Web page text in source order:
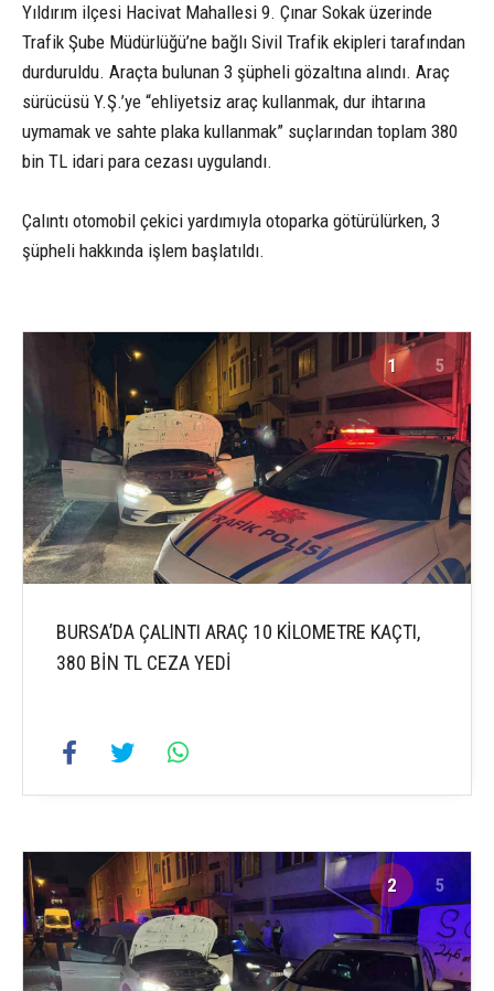
Yıldırım ilçesi Hacivat Mahallesi 9. Çınar Sokak üzerinde
Trafik Şube Müdürlüğü’ne bağlı Sivil Trafik ekipleri tarafından
durduruldu. Araçta bulunan 3 şüpheli gözaltına alındı. Araç
sürücüsü Y.Ş.’ye “ehliyetsiz araç kullanmak, dur ihtarına
uymamak ve sahte plaka kullanmak” suçlarından toplam 380
bin TL idari para cezası uygulandı.
Çalıntı otomobil çekici yardımıyla otoparka götürülürken, 3
şüpheli hakkında işlem başlatıldı.
1 5
BURSA’DA ÇALINTI ARAÇ 10 KİLOMETRE KAÇTI,
380 BİN TL CEZA YEDİ
2 5